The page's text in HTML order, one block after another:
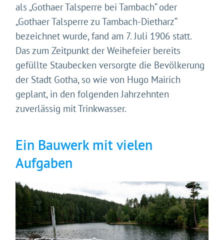
als „Gothaer Talsperre bei Tambach“ oder
„Gothaer Talsperre zu Tambach-Dietharz“
bezeichnet wurde, fand am 7. Juli 1906 statt.
Das zum Zeitpunkt der Weihefeier bereits
gefüllte Staubecken versorgte die Bevölkerung
der Stadt Gotha, so wie von Hugo Mairich
geplant, in den folgenden Jahrzehnten
zuverlässig mit Trinkwasser.
Ein Bauwerk mit vielen
Aufgaben